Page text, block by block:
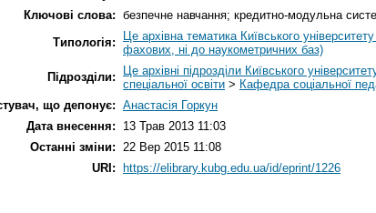
Ключові слова: безпечне навчання; кредитно-модульна
Типологія:
Це архівна тематика Київського
фахових, ні до наукометричних баз)
Підрозділи:
Це архівні підрозділи Київського
спеціальної освіти > Кафедра соціальної
що депонує:
Анастасія Горкун
Дата внесення:
13 Трав 2013 11:03
Останні зміни:
22 Вер 2015 11:08
URI:
https://elibrary.kubg.edu.ua/id/eprint/1226